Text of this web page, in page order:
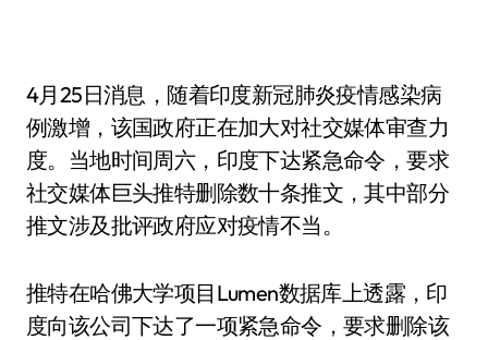
4月25日消息，随着印度新冠肺炎疫情感染病
例激增，该国政府正在加大对社交媒体审查力
度。当地时间周六，印度下达紧急命令，要求
社交媒体巨头推特删除数十条推文，其中部分
推文涉及批评政府应对疫情不当。
推特在哈佛大学项目Lumen数据库上透露，印
度向该公司下达了一项紧急命令，要求删除该